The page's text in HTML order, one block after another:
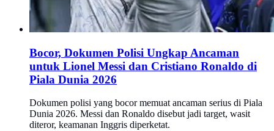
Bocor, Dokumen Polisi Ungkap Ancaman
untuk Lionel Messi dan Cristiano Ronaldo di
Piala Dunia 2026
Dokumen polisi yang bocor memuat ancaman serius di Piala
Dunia 2026. Messi dan Ronaldo disebut jadi target, wasit
diteror, keamanan Inggris diperketat.